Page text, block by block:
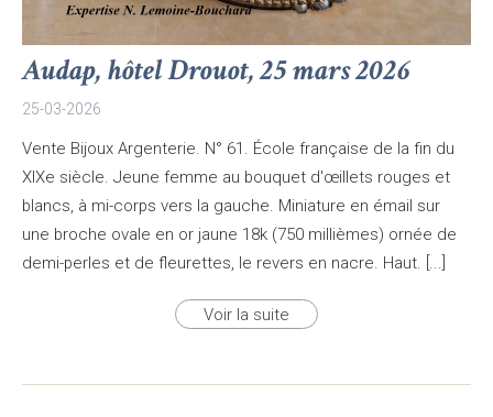
Audap, hôtel Drouot, 25 mars 2026
25-03-2026
Vente Bijoux Argenterie. N° 61. École française de la fin du
XIXe siècle. Jeune femme au bouquet d'œillets rouges et
blancs, à mi-corps vers la gauche. Miniature en émail sur
une broche ovale en or jaune 18k (750 millièmes) ornée de
demi-perles et de fleurettes, le revers en nacre. Haut. [...]
Voir la suite